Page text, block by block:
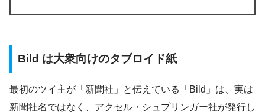
Bild は大衆向けのタブロイド紙
最初のツイ主が「新聞社」と伝えている「Bild」は、実は
新聞社名ではなく、アクセル・シュプリンガー社が発行し